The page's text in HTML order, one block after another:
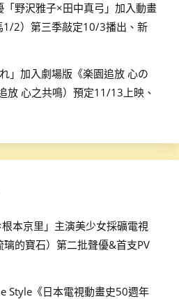
野沢雅子×田中真弓」加入動畫
1/2）第三季敲定10/3播出、新
」加入劇場版《楽園追放 心の
放 心之共鳴）預定11/13上映、
本京里」主演美少女採礦電視
的寶石）第二批聲優&首支PV
Style《日本電視動畫史50週年